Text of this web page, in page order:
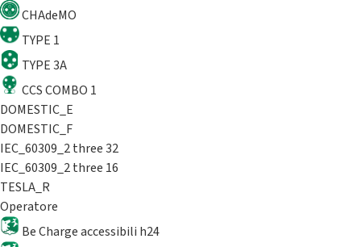
CHAdeMO
TYPE 1
TYPE 3A
CCS COMBO 1
DOMESTIC_E
DOMESTIC_F
IEC_60309_2 three 32
IEC_60309_2 three 16
TESLA_R
Operatore
Be Charge accessibili h24